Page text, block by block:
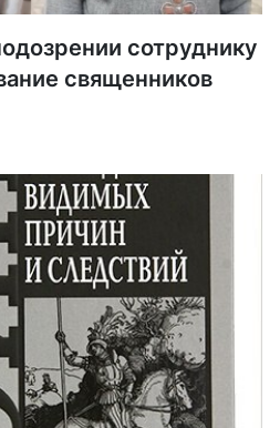
сотруднику
священников